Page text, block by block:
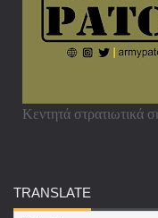
Κεντητά στρατιωτικά
TRANSLATE